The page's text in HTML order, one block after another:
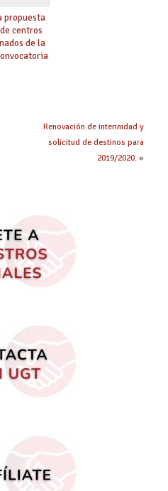
propuesta
centros
de la
Renovación de interinidad y
solicitud de destinos para
2019/2020.»